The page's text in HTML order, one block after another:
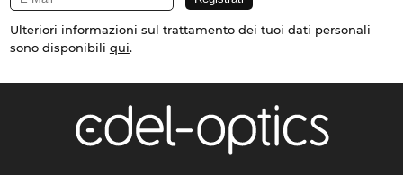
Ulteriori informazioni sul trattamento dei tuoi dati personali
sono disponibili qui.